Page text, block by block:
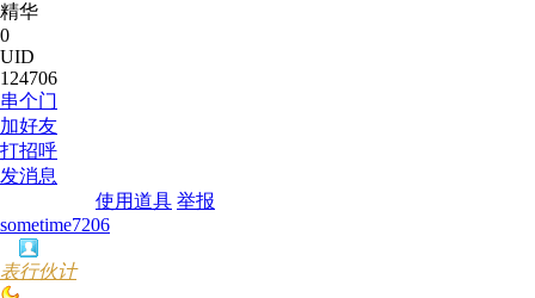
精华
0
UID
124706
串个门
加好友
打招呼
发消息
使用道具 举报
sometime7206
表行伙计